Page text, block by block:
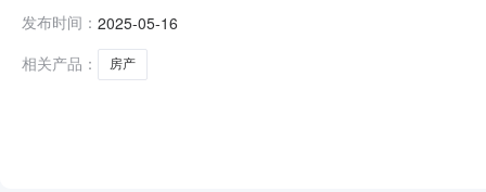
实物现状出租。竞租人应仔细阅读评估报告（湘亚评报
发布时间： 2025-05-16
相关产品：
房产